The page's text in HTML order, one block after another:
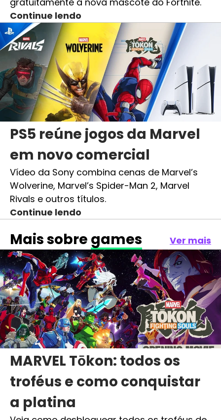
Continue lendo
PS5 reúne jogos da Marvel
em novo comercial
Vídeo da Sony combina cenas de Marvel’s
Wolverine, Marvel’s Spider-Man 2, Marvel
Rivals e outros títulos.
Continue lendo
Mais sobre games Ver mais
MARVEL Tōkon: todos os
troféus e como conquistar
a platina